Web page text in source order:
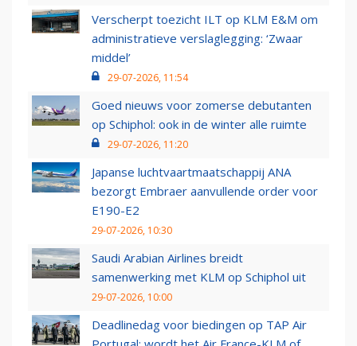
Verscherpt toezicht ILT op KLM E&M om
administratieve verslaglegging: ‘Zwaar
middel’
29-07-2026, 11:54
Goed nieuws voor zomerse debutanten
op Schiphol: ook in de winter alle ruimte
29-07-2026, 11:20
Japanse luchtvaartmaatschappij ANA
bezorgt Embraer aanvullende order voor
E190-E2
29-07-2026, 10:30
Saudi Arabian Airlines breidt
samenwerking met KLM op Schiphol uit
29-07-2026, 10:00
Deadlinedag voor biedingen op TAP Air